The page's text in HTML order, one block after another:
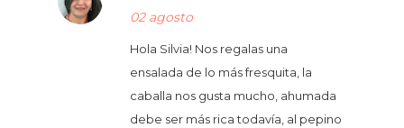
02 agosto
Hola Silvia! Nos regalas una
ensalada de lo más fresquita, la
caballa nos gusta mucho, ahumada
debe ser más rica todavía, al pepino